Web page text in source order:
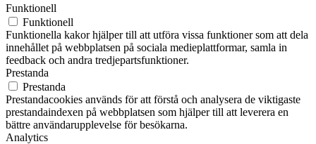
Funktionell
Funktionell
Funktionella kakor hjälper till att utföra vissa funktioner som att dela
innehållet på webbplatsen på sociala medieplattformar, samla in
feedback och andra tredjepartsfunktioner.
Prestanda
Prestanda
Prestandacookies används för att förstå och analysera de viktigaste
prestandaindexen på webbplatsen som hjälper till att leverera en
bättre användarupplevelse för besökarna.
Analytics